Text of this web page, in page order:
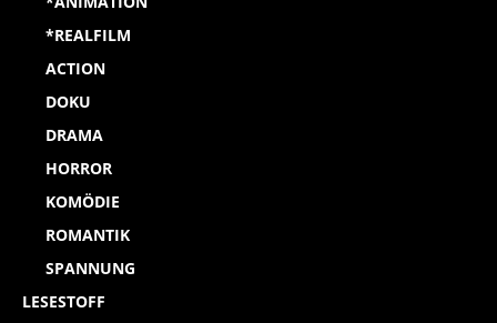
*REALFILM
ACTION
DOKU
DRAMA
HORROR
KOMÖDIE
ROMANTIK
SPANNUNG
LESESTOFF